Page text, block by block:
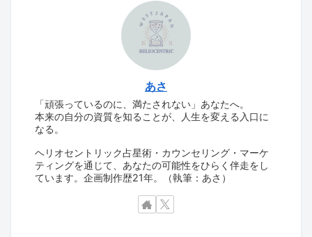
あさ
「頑張っているのに、満たされない」あなたへ。
本来の自分の資質を知ることが、人生を変える入口に
なる。
ヘリオセントリック占星術・カウンセリング・マーケ
ティングを通じて、あなたの可能性をひらく伴走をし
ています。企画制作歴21年。（執筆：あさ）